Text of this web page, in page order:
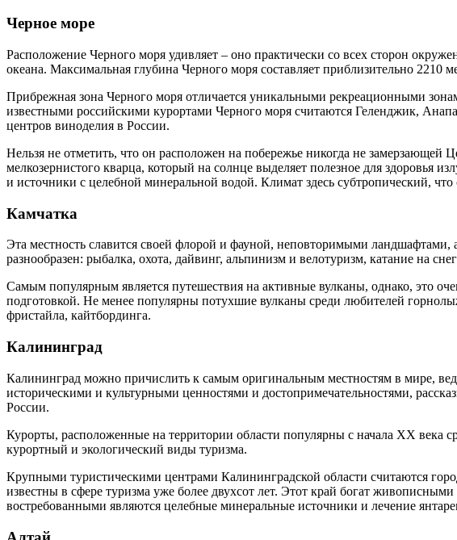
Черное море
Расположение Черного моря удивляет – оно практически со всех сторон
океана. Максимальная глубина Черного моря составляет приблизительно 2210
Прибрежная зона Черного моря отличается уникальными рекреационными
известными российскими курортами Черного моря считаются Геленджик,
центров виноделия в России.
Нельзя не отметить, что он расположен на побережье никогда не
мелкозернистого кварца, который на солнце выделяет полезное для
и источники с целебной минеральной водой. Климат здесь субтропический,
Камчатка
Эта местность славится своей флорой и фауной, неповторимыми
разнообразен: рыбалка, охота, дайвинг, альпинизм и велотуризм, катание на
Самым популярным является путешествия на активные вулканы, однако, это
подготовкой. Не менее популярны потухшие вулканы среди любителей
фристайла, кайтбординга.
Калининград
Калининград можно причислить к самым оригинальным местностям в мире,
историческими и культурными ценностями и достопримечательностями,
России.
Курорты, расположенные на территории области популярны с начала XX века
курортный и экологический виды туризма.
Крупными туристическими центрами Калининградской области считаются
известны в сфере туризма уже более двухсот лет. Этот край богат
востребованными являются целебные минеральные источники и лечение